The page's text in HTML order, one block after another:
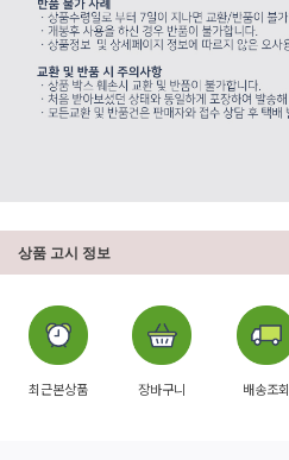
상품 고시 정보
최근본상품 장바구니 배송조회